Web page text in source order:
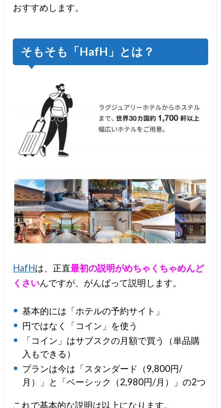
おすすめします。
そもそも「HafH」とは？
HafHは、正直最初の説明がめちゃくちゃめんど
くさいんですが、がんばって説明します。
基本的には「ホテルの予約サイト」
円ではなく「コイン」を使う
「コイン」はサブスクの月額で買う（単品購
入もできる）
プランは今は「スタンダード（9,800円/
月）」と「ベーシック（2,980円/月）」の2つ
これで基本的な説明は以上になります。